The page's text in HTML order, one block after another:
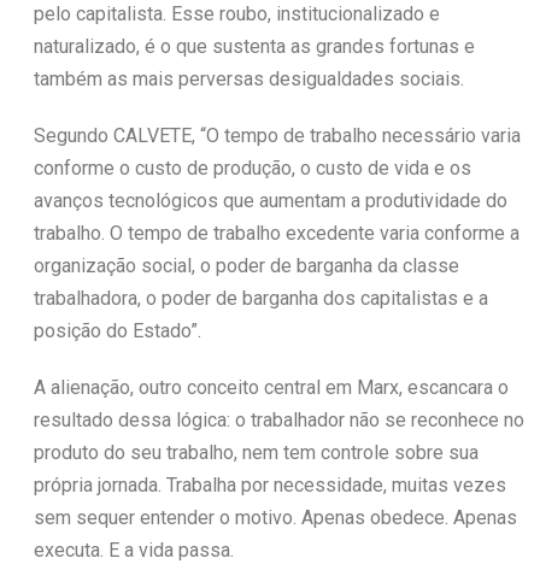
pelo capitalista. Esse roubo, institucionalizado e
naturalizado, é o que sustenta as grandes fortunas e
também as mais perversas desigualdades sociais.
Segundo CALVETE, “O tempo de trabalho necessário varia
conforme o custo de produção, o custo de vida e os
avanços tecnológicos que aumentam a produtividade do
trabalho. O tempo de trabalho excedente varia conforme a
organização social, o poder de barganha da classe
trabalhadora, o poder de barganha dos capitalistas e a
posição do Estado”.
A alienação, outro conceito central em Marx, escancara o
resultado dessa lógica: o trabalhador não se reconhece no
produto do seu trabalho, nem tem controle sobre sua
própria jornada. Trabalha por necessidade, muitas vezes
sem sequer entender o motivo. Apenas obedece. Apenas
executa. E a vida passa.